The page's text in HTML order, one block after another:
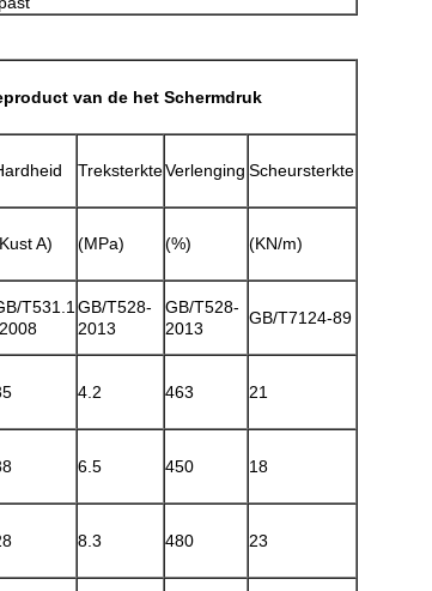
van de het Schermdruk
TreksterkteVerlenging Scheursterkte
A) (MPa) (%) (KN/m)
T531.1 GB/T528-
2013
GB/T528-
2013
GB/T7124-89
4.2 463 21
6.5 450 18
8.3 480 23